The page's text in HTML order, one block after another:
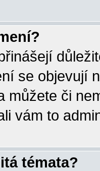
se objevují
můžete či
vám to
témata?